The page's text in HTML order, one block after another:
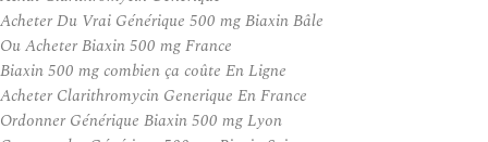
Acheter Du Vrai Générique 500 mg Biaxin Bâle
Ou Acheter Biaxin 500 mg France
Biaxin 500 mg combien ça coûte En Ligne
Acheter Clarithromycin Generique En France
Ordonner Générique Biaxin 500 mg Lyon